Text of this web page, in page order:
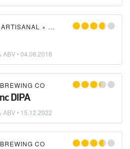
× THE WILD BEER CO
ABV •04.08.2018
CO
DIPA
ABV • 15.12.2022
CO